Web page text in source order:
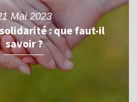
Mai 2023
: que faut-il
savoir ?